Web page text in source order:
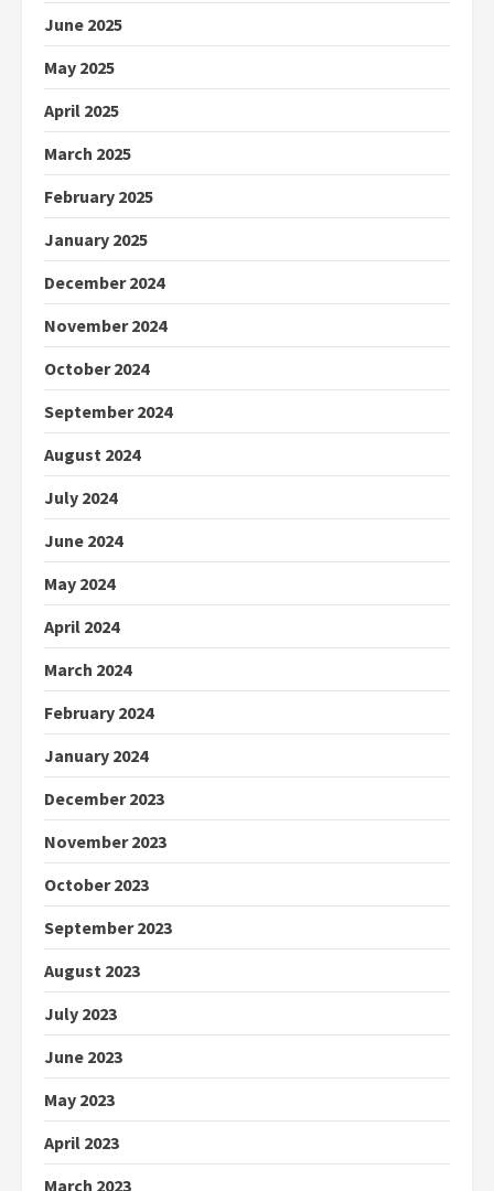
June 2025
May 2025
April 2025
March 2025
February 2025
January 2025
December 2024
November 2024
October 2024
September 2024
August 2024
July 2024
June 2024
May 2024
April 2024
March 2024
February 2024
January 2024
December 2023
November 2023
October 2023
September 2023
August 2023
July 2023
June 2023
May 2023
April 2023
March 2023